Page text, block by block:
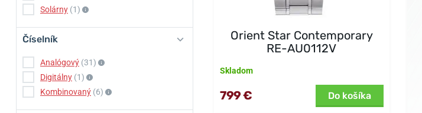
Solárny (1)
Číselník
Analógový (31)
Digitálny (1)
Kombinovaný (6)
Orient Star Contemporary
RE-AU0112V
Skladom
799 € Do košíka